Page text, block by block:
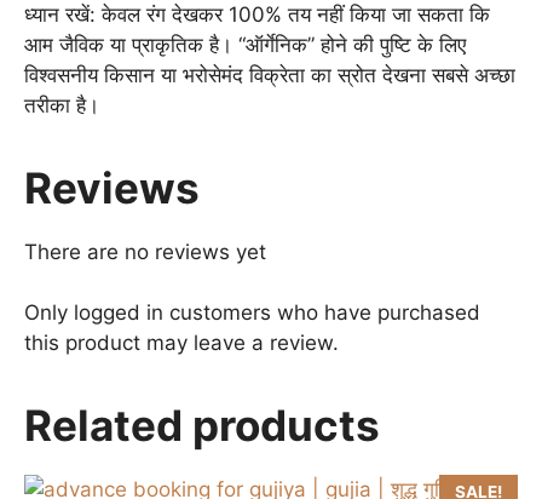
ध्यान रखें: केवल रंग देखकर 100% तय नहीं किया जा सकता कि
आम जैविक या प्राकृतिक है। “ऑर्गेनिक” होने की पुष्टि के लिए
विश्वसनीय किसान या भरोसेमंद विक्रेता का स्रोत देखना सबसे अच्छा
तरीका है।
Reviews
There are no reviews yet
Only logged in customers who have purchased
this product may leave a review.
Related products
SALE!